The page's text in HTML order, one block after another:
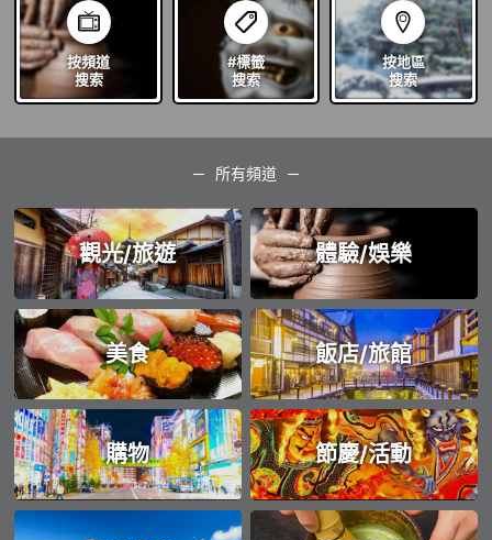
按頻道
搜索
#標籤
搜索
按地區
搜索
所有頻道
觀光/旅遊 體驗/娛樂
美食 飯店/旅館
購物 節慶/活動